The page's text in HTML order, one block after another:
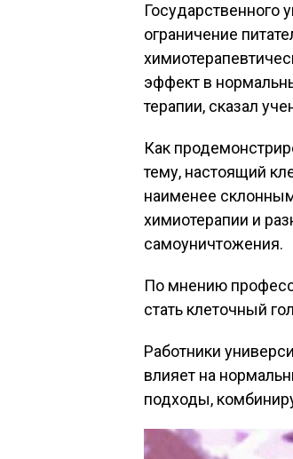
Государственного
ограничение
эффект в
терапии, сказал
Как
тему, настоящий
наименее
химиотерапии и
самоуничтожения.
По мнению
стать клеточный
Работники
влияет на
подходы,